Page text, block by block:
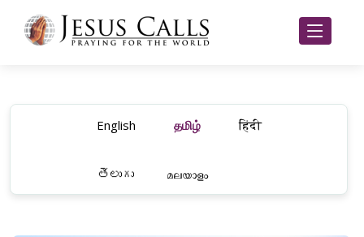
English தமிழ் हिंदी
తెలుగు മലയാളം